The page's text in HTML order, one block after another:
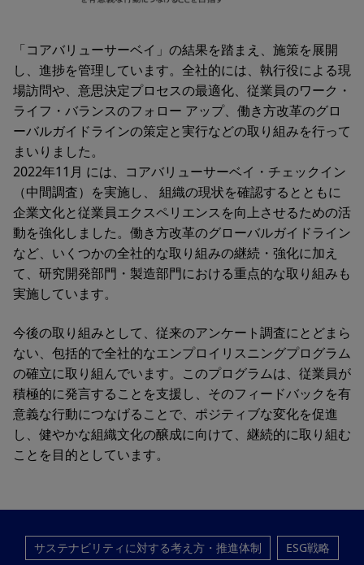
「コアバリューサーベイ」の結果を踏まえ、施策を展開
し、進捗を管理しています。全社的には、執行役による現
場訪問や、意思決定プロセスの最適化、従業員のワーク・
ライフ・バランスのフォロー アップ、働き方改革のグロ
ーバルガイドラインの策定と実行などの取り組みを行って
まいりました。
2022年11月 には、コアバリューサーベイ・チェックイン
（中間調査）を実施し、 組織の現状を確認するとともに
企業文化と従業員エクスペリエンスを向上させるための活
動を強化しました。働き方改革のグローバルガイドライン
など、いくつかの全社的な取り組みの継続・強化に加え
て、研究開発部門・製造部門における重点的な取り組みも
実施しています。
今後の取り組みとして、従来のアンケート調査にとどまら
ない、包括的で全社的なエンプロイリスニングプログラム
の確立に取り組んでいます。このプログラムは、従業員が
積極的に発言することを支援し、そのフィードバックを有
意義な行動につなげることで、ポジティブな変化を促進
し、健やかな組織文化の醸成に向けて、継続的に取り組む
ことを目的としています。
サステナビリティに対する考え方・推進体制
ESG戦略